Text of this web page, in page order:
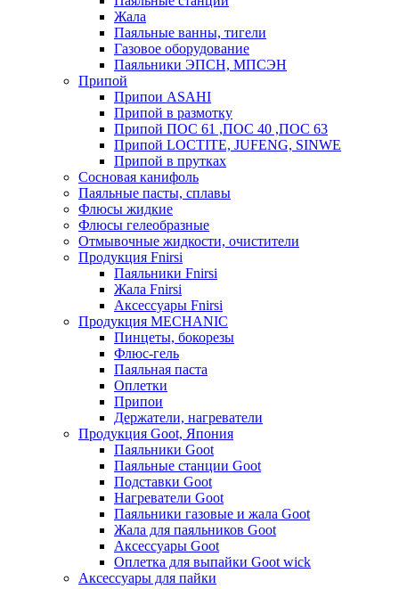
Жала
Паяльные ванны, тигели
Газовое оборудование
Паяльники ЭПСН, МПСЭН
Припой
Припои ASAHI
Припой в размотку
Припой ПОС 61 ,ПОС 40 ,ПОС 63
Припой LOCTITE, JUFENG, SINWE
Припой в прутках
Сосновая канифоль
Паяльные пасты, сплавы
Флюсы жидкие
Флюсы гелеобразные
Отмывочные жидкости, очистители
Продукция Fnirsi
Паяльники Fnirsi
Жала Fnirsi
Аксессуары Fnirsi
Продукция MECHANIC
Пинцеты, бокорезы
Флюс-гель
Паяльная паста
Оплетки
Припои
Держатели, нагреватели
Продукция Goot, Япония
Паяльники Goot
Паяльные станции Goot
Подставки Goot
Нагреватели Goot
Паяльники газовые и жала Goot
Жала для паяльников Goot
Аксессуары Goot
Оплетка для выпайки Goot wick
Аксессуары для пайки